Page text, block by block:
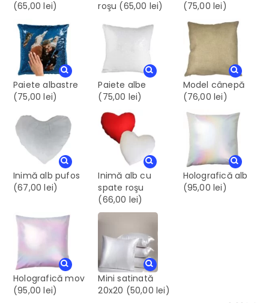
(65,00 lei)
roşu (65,00 lei)
(75,00 lei)
Paiete albastre
(75,00 lei)
Paiete albe
(75,00 lei)
Model cânepă
(76,00 lei)
Inimă alb pufos
(67,00 lei)
Inimă alb cu
spate roşu
(66,00 lei)
Holografică alb
(95,00 lei)
Holografică mov
(95,00 lei)
Mini satinată
20x20 (50,00 lei)